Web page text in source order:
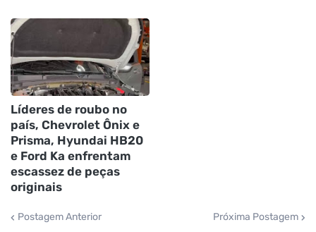
Líderes de roubo no
país, Chevrolet Ônix e
Prisma, Hyundai HB20
e Ford Ka enfrentam
escassez de peças
originais
Postagem Anterior Próxima Postagem